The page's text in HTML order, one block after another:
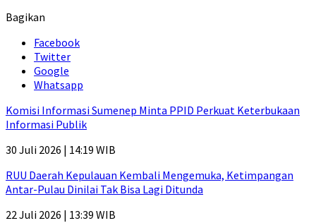
Bagikan
Facebook
Twitter
Google
Whatsapp
Komisi Informasi Sumenep Minta PPID Perkuat Keterbukaan
Informasi Publik
30 Juli 2026 | 14:19 WIB
RUU Daerah Kepulauan Kembali Mengemuka, Ketimpangan
Antar-Pulau Dinilai Tak Bisa Lagi Ditunda
22 Juli 2026 | 13:39 WIB